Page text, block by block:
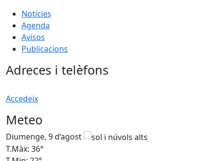
Notícies
Agenda
Avisos
Publicacions
Adreces i telèfons
Accedeix
Meteo
Diumenge, 9 d’agost
T.Màx: 36°